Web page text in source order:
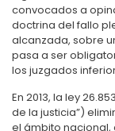
convocados a
doctrina del fallo
alcanzada, sobre
pasa a ser
los juzgados
En 2013, la ley
de la justicia”)
el ámbito